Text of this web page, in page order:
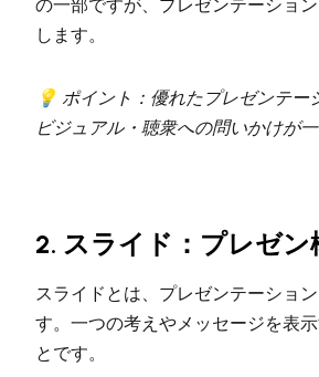
の一部ですが、プレゼンテーショ
します。
💡 ポイント：優れたプレゼンテ
ビジュアル・聴衆への問いかけが
2. スライド：プレゼン
スライドとは、プレゼンテーショ
す。一つの考えやメッセージを表
とです。